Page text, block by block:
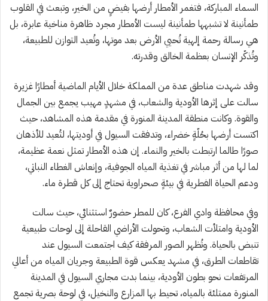
السماء المباركة، فتغمر الأمطار أرضها بفيضٍ من الخير، وتبعث في القلوب
طمأنينة لا تشبهها طمأنينة ليست الأمطار مجرد ظاهرة مناخية عابرة، بل
هي رسالة رحمة إلهية تُحيي الأرض بعد موتها، وتُعيد التوازن للطبيعة،
وتُذكّر الإنسان بعظمة الخالق وقدرته.
وقد شهدت مناطق عدة من المملكة خلال الأيام الماضية أمطارًا غزيرة
سالت على إثرها الأودية والشعاب، في مشهدٍ مهيب يجمع بين الجمال
والقوة. وكانت منطقة المدينة المنورة في مقدمة هذه المشاهد، حيث
اكتست أرضها بحُلّةٍ خضراء، وتدفقت السيول في أوديتها، لتُعيد للأذهان
صورًا طالما ارتبطت بالخير والنماء. إن هذه الأمطار تمثل نعمة عظيمة،
لما لها من أثر مباشر في تغذية المياه الجوفية، وإنعاش الغطاء النباتي،
ودعم الحياة الفطرية في بيئةٍ صحراوية تحتاج إلى كل قطرة ماء.
وفي محافظة وادي الفرع، كان للمطر حضورٌ استثنائي، حيث سالت
الأودية وامتلأت الشعاب، وتحولت الأراضي القاحلة إلى لوحات طبيعية
تنبض بالحياة. وتُظهر الصور المرفقة كيف اجتمعت السيول عند
تقاطعات الطرق، في مشهد يعكس قوة الطبيعة وجريان المياه من أعالي
المرتفعات نحو بطون الأودية، بينما بدت مجاري السيول في المدينة
المنورة ممتلئة بالمياه، تحيط بها المزارع والنخيل، في لوحة بصرية تجمع